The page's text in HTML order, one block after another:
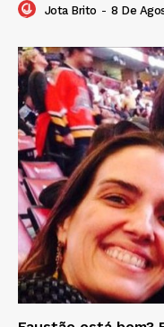
Jota Brito - 8 De